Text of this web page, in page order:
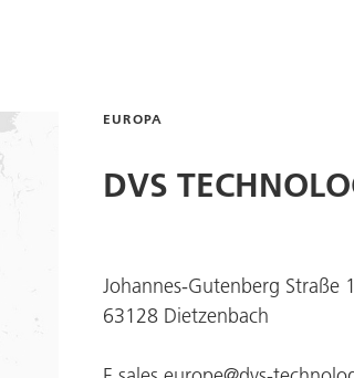
EUROPA
DVS
Johannes-Gutenberg Straße 1
63128 Dietzenbach